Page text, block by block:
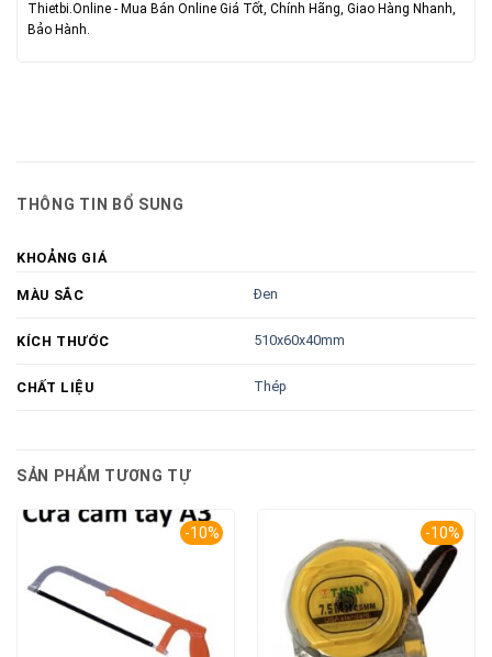
Thietbi.Online - Mua Bán Online Giá Tốt, Chính Hãng, Giao Hàng Nhanh,
Bảo Hành.
THÔNG TIN BỔ SUNG
KHOẢNG GIÁ
MÀU SẮC Đen
KÍCH THƯỚC 510x60x40mm
CHẤT LIỆU Thép
SẢN PHẨM TƯƠNG TỰ
-10% -10%